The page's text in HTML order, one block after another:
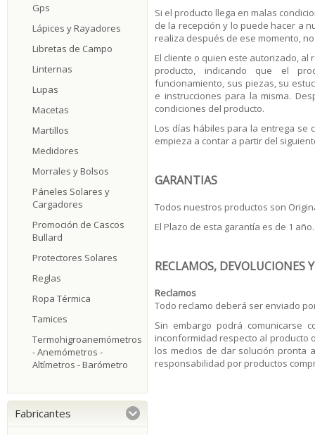
Si el producto llega en malas
de la recepción y lo puede hacer a
realiza después de ese momento,
El cliente o quien este autorizado,
producto, indicando que el
funcionamiento, sus piezas, su
e instrucciones para la misma.
condiciones del producto.
Los días hábiles para la entrega se
empieza a contar a partir del
GARANTIAS
Todos nuestros productos son
El Plazo de esta garantía es de 1 año.
RECLAMOS, DEVOLUCIONES
Reclamos
Todo reclamo deberá ser enviado
Sin embargo podrá comunicarse
inconformidad respecto al producto
los medios de dar solución pronta
responsabilidad por productos
Gps
Lápices y Rayadores
Libretas de Campo
Linternas
Lupas
Macetas
Martillos
Medidores
Morrales y Bolsos
Páneles Solares y
Cargadores
Promoción de Cascos
Bullard
Protectores Solares
Reglas
Ropa Térmica
Tamices
Termohigroanemómetros
- Anemómetros -
Altímetros - Barómetro
Fabricantes